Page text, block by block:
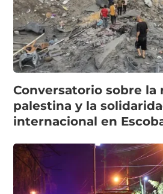
Conversatorio sobre la
palestina y la
internacional en